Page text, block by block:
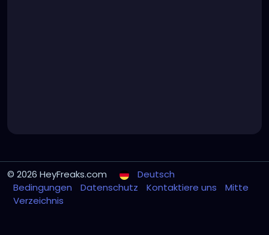
© 2026 HeyFreaks.com
Deutsch
Bedingungen
Datenschutz Kontaktiere uns
Mitte
Verzeichnis